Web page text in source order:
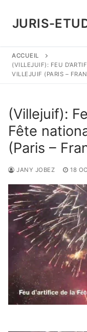
contenu
JURIS-
ACCUEIL
(VILLEJUIF): FEU
VILLEJUIF (PARIS –
(Villejuif):
Fête
(Paris –
JANY JOBEZ 18